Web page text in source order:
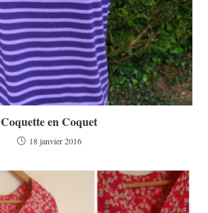
Coquette en Coquet
18 janvier 2016